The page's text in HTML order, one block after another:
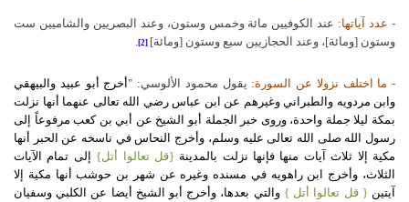
- عدد آياتها: عند الكوفيين مائة وخمس وستون، وعند البصريين والشاميين ست
وستون [ومائة]، وعند الحجازيين سبع وستون [ومائة] [2]
.
- ما اختلف نزولا عن السورة: يقول محمود الألوسي: "أخرج أبو عبيد والبيهقي
وابن مردويه والطبراني وغيرهم عن ابن عباس رضي الله تعالى عنهما أنها نزلت
بمكة ليلا جملة واحدة، وروى خبر الجملة أبو الشيخ عن أبي بن كعب مرفوعاً إلى
رسول الله صلى الله تعالى عليه وسلم، وأخرج النحاس في ناسخه عن الحبر أنها
مكية إلا ثلاث آيات منها فإنها نزلت بالمدينة {قل تعالوا أتل} إلى تمام الآيات
الثلاث، وأخرج ابن راهويه في مسنده وغيره عن شهر بن حوشب أنها مكية إلا
آيتين { قل تعالوا أتل } والتي بعدها، وأخرج أبو الشيخ أيضا عن الكلبي وسفيان